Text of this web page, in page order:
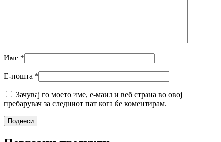
Име *
Е-пошта *
Зачувај го моето име, е-маил и веб страна во овој
пребарувач за следниот пат кога ќе коментирам.